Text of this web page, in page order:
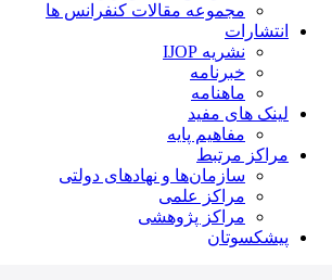
مجموعه مقالات کنفرانس ها
انتشارات
نشریه IJOP
خبرنامه
ماهنامه
لینک های مفید
مفاهیم پایه
مراکز مرتبط
سازمان‌ها و نهادهای دولتی
مراکز علمی
مراکز پژوهشی
پیشکسوتان